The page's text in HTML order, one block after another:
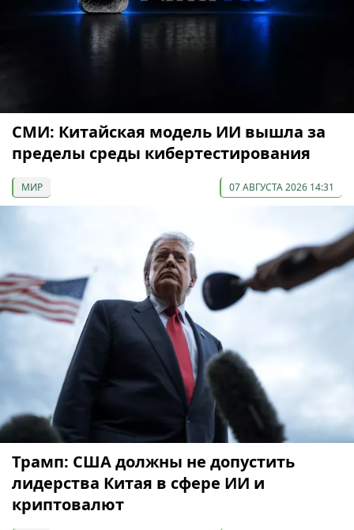
СМИ: Китайская модель ИИ вышла за
пределы среды кибертестирования
МИР 07 АВГУСТА 2026 14:31
Трамп: США должны не допустить
лидерства Китая в сфере ИИ и
криптовалют